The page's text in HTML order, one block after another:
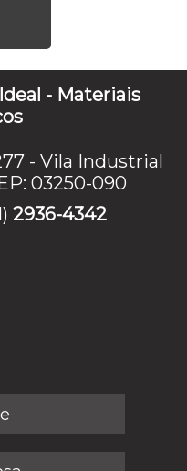
- Materiais
- Vila Industrial
03250-090
2936-4342